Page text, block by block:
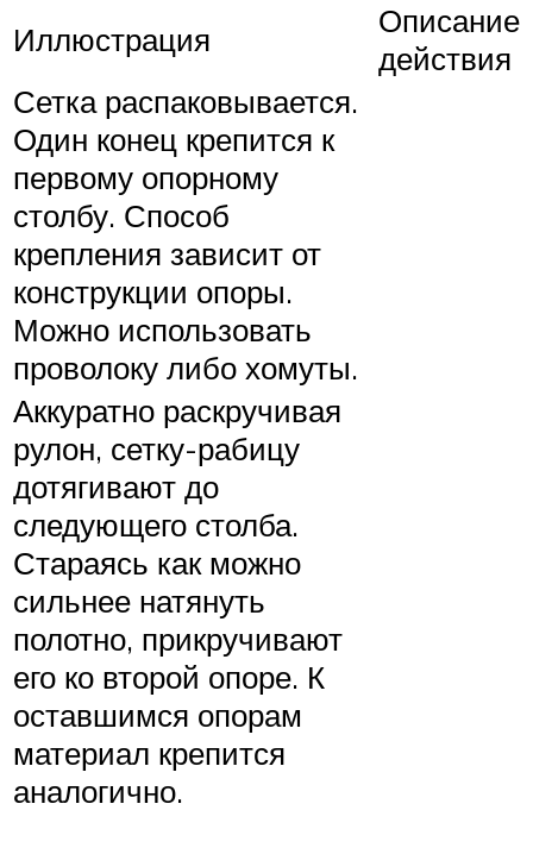
Иллюстрация
Описание
действия
Сетка распаковывается.
Один конец крепится к
первому опорному
столбу. Способ
крепления зависит от
конструкции опоры.
Можно использовать
проволоку либо хомуты.
Аккуратно раскручивая
рулон, сетку-рабицу
дотягивают до
следующего столба.
Стараясь как можно
сильнее натянуть
полотно, прикручивают
его ко второй опоре. К
оставшимся опорам
материал крепится
аналогично.